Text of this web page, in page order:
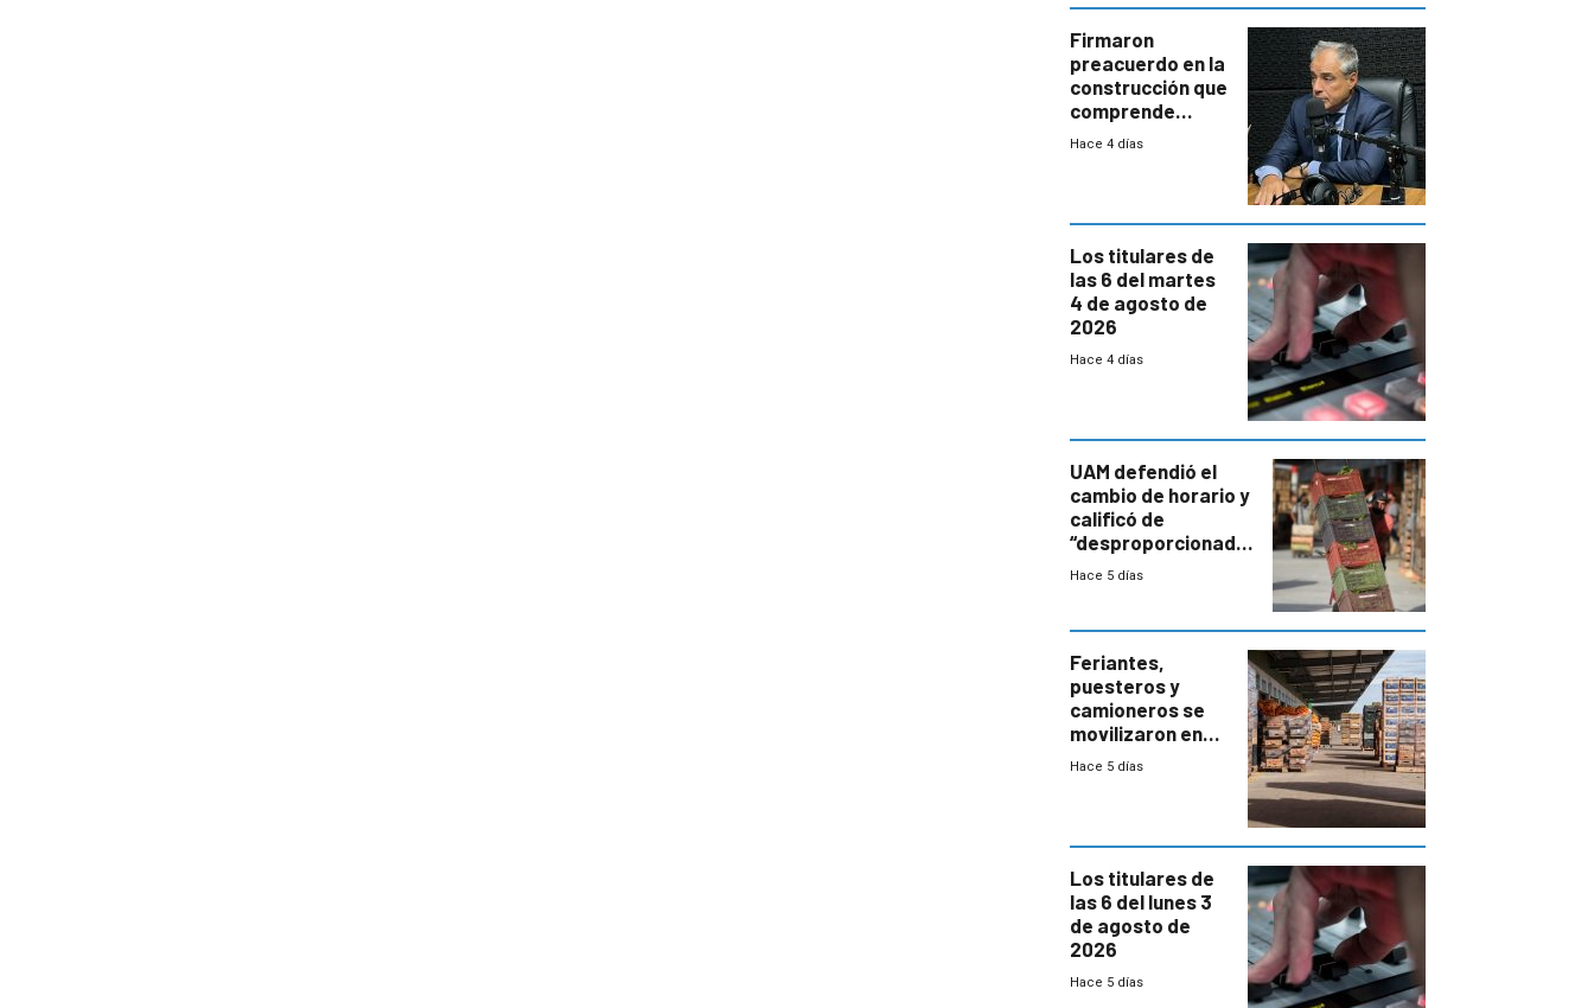
a revisar
proyectos
Firmaron
preacuerdo en la
construcción que
comprende
reducción
Hace 4 días
Los titulares de
las 6 del martes
4 de agosto de
2026
Hace 4 días
UAM defendió el
cambio de horario y
calificó de
“desproporcionado”
el bloqueo de
Hace 5 días
Feriantes,
puesteros y
camioneros se
movilizaron en
rechazo a
Hace 5 días
Los titulares de
las 6 del lunes 3
de agosto de
2026
Hace 5 días